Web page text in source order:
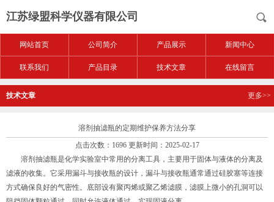
江苏绿盟科学仪器有限公司
网站首页 公司简介 产品展示 新闻中心
联系我们 产品目录 技术文章 在线留言
技术文章 更多>>
溶剂抽滤瓶的定期维护保养方法分享
点击次数：1696 更新时间：2025-02-17
溶剂抽滤瓶是化学实验室中常用的分离工具，主要用于固体与液体的分离及
滤液的收集。它采用漏斗与接收瓶的设计，漏斗与接收瓶通常通过硅胶塞等连接
方式确保良好的气密性。底部设有聚丙烯或聚乙烯滤膜，滤膜上微小的孔洞可以